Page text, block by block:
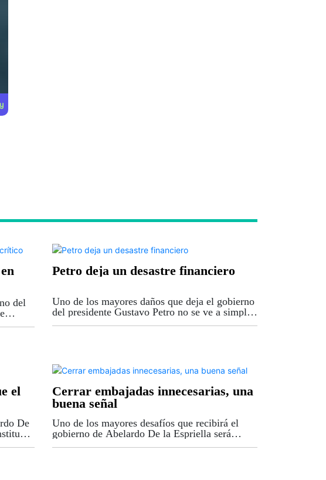
del
la
Petro deja un desastre financiero
Uno de los mayores daños que deja el gobierno
del presidente Gustavo Petro no se ve a simple
vista. No está únicamente en las obras
el
De
Cerrar embajadas innecesarias, una
buena señal
Uno de los mayores desafíos que recibirá el
gobierno de Abelardo De la Espriella será
recomponer unas finanzas públicas